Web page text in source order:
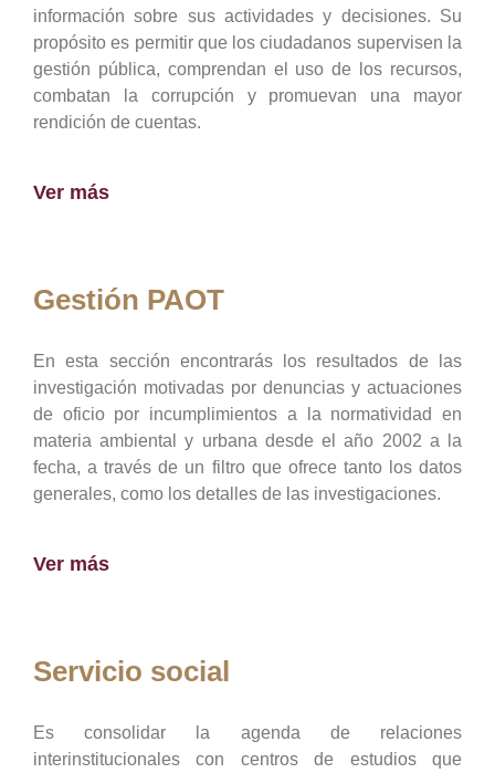
información sobre sus actividades y decisiones. Su
propósito es permitir que los ciudadanos supervisen la
gestión pública, comprendan el uso de los recursos,
combatan la corrupción y promuevan una mayor
rendición de cuentas.
Ver más
Gestión PAOT
En esta sección encontrarás los resultados de las
investigación motivadas por denuncias y actuaciones
de oficio por incumplimientos a la normatividad en
materia ambiental y urbana desde el año 2002 a la
fecha, a través de un filtro que ofrece tanto los datos
generales, como los detalles de las investigaciones.
Ver más
Servicio social
Es consolidar la agenda de relaciones
interinstitucionales con centros de estudios que